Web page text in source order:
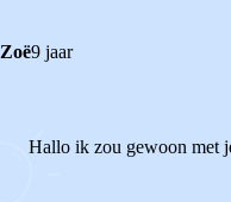
Zoë9 jaar
Hallo ik zou gewoon met